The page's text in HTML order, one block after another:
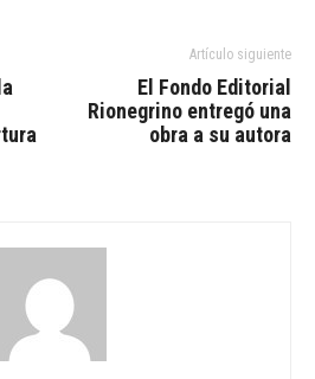
Artículo siguiente
El Fondo Editorial
Rionegrino entregó una
obra a su autora